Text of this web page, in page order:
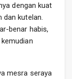
dengan kuat
dan kutelan.
benar habis,
mesra seraya